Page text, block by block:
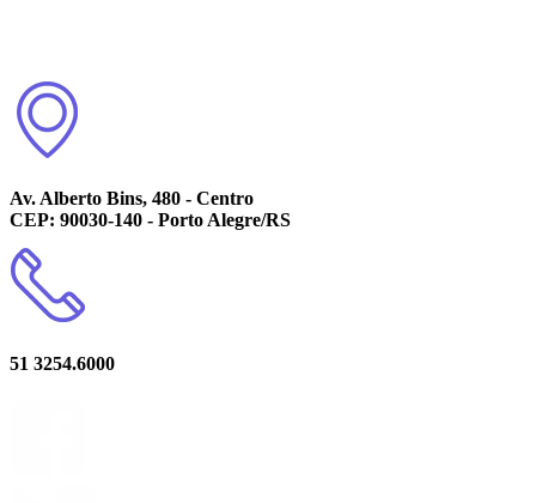
Av. Alberto Bins, 480 - Centro
CEP: 90030-140 - Porto Alegre/RS
51 3254.6000